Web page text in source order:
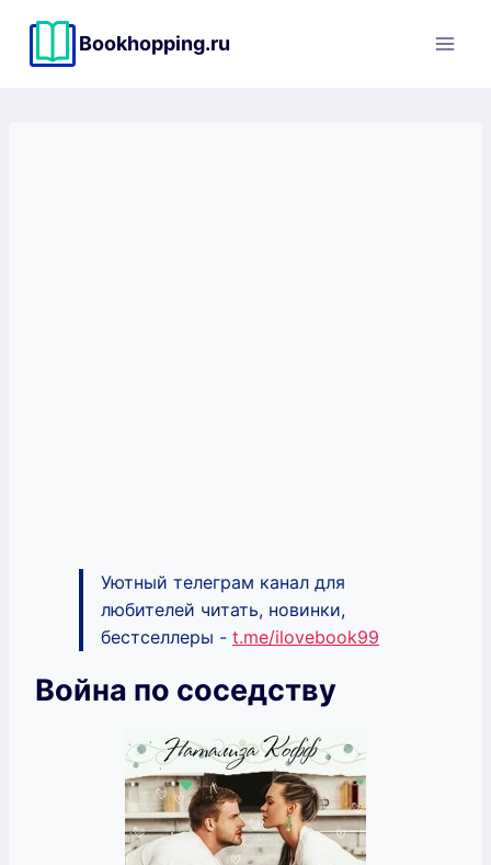
содержимому
Bookhopping.ru
Уютный телеграм канал для
любителей читать, новинки,
бестселлеры - t.me/ilovebook99
Война по соседству